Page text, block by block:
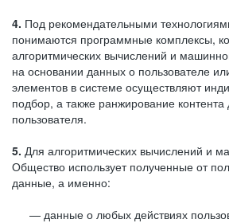
4. Под рекомендательными
понимаются программные комплексы,
алгоритмических вычислений и
на основании данных о пользователе
элементов в системе осуществляют
подбор, а также ранжирование контента
пользователя.
5. Для алгоритмических вычислений и
Общество использует полученные от
данные, а именно:
данные о любых действиях